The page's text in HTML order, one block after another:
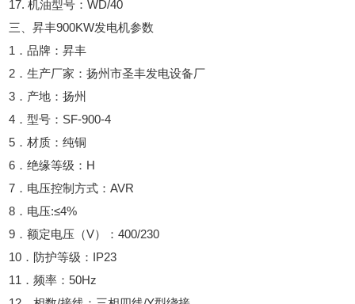
17. 机油型号：WD/40
三、昇丰900KW发电机参数
1．品牌：昇丰
2．生产厂家：扬州市圣丰发电设备厂
3．产地：扬州
4．型号：SF-900-4
5．材质：纯铜
6．绝缘等级：H
7．电压控制方式：AVR
8．电压:≤4%
9．额定电压（V）：400/230
10．防护等级：IP23
11．频率：50Hz